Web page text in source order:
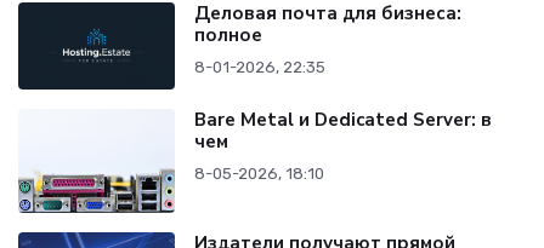
Деловая почта для бизнеса:
полное
8-01-2026, 22:35
Bare Metal и Dedicated Server: в
чем
8-05-2026, 18:10
Издатели получают прямой